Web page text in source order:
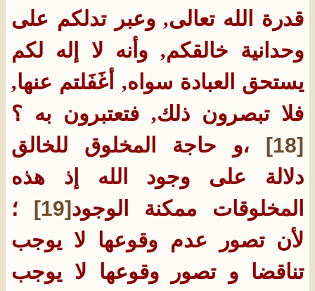
قدرة الله تعالى, وعبر تدلكم على
وحدانية خالقكم, وأنه لا إله لكم
يستحق العبادة سواه, أغَفَلتم عنها,
فلا تبصرون ذلك, فتعتبرون به ؟
[18]
،و حاجة المخلوق للخالق
دلالة على وجود الله إذ هذه
المخلوقات ممكنة الوجود[19]
؛
لأن تصور عدم وقوعها لا يوجب
تناقضا و تصور وقوعها لا يوجب